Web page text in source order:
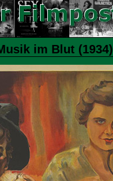
im Blut (1934)